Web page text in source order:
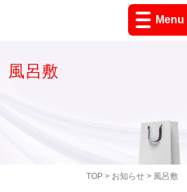
Menu
TOP> お知らせ> 風呂敷
風呂敷